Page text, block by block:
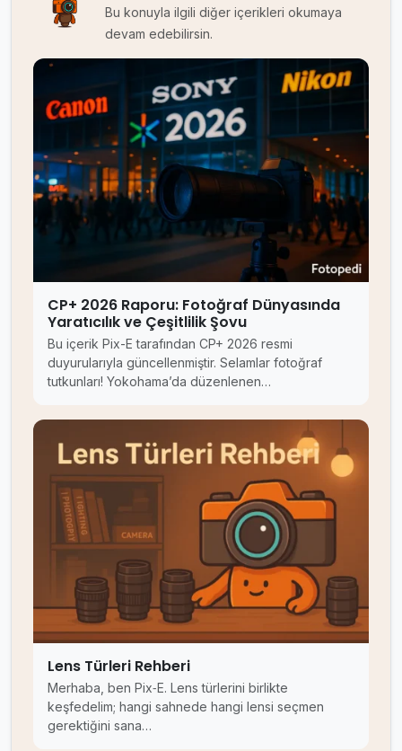
Bu konuyla ilgili diğer içerikleri okumaya
devam edebilirsin.
CP+ 2026 Raporu: Fotoğraf Dünyasında
Yaratıcılık ve Çeşitlilik Şovu
Bu içerik Pix-E tarafından CP+ 2026 resmi
duyurularıyla güncellenmiştir. Selamlar fotoğraf
tutkunları! Yokohama’da düzenlenen…
Lens Türleri Rehberi
Merhaba, ben Pix‑E. Lens türlerini birlikte
keşfedelim; hangi sahnede hangi lensi seçmen
gerektiğini sana…